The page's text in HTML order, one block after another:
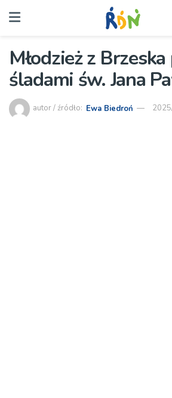
Młodzież z
śladami św. Jana
autor / źródło: Ewa Biedroń